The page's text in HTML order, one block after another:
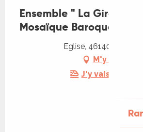
Ensemble " La
Mosaïque Baroque
Eglise, 46140
M'y rendre
J'y vais en train !